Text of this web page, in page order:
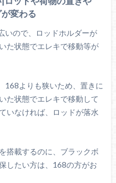
変わる
いので、ロッドホルダーが
た状態でエレキで移動等が
168よりも狭いため、置きに
た状態でエレキで移動して
いなければ、ロッドが落水
搭載するのに、ブラックボ
したい方は、168の方がお